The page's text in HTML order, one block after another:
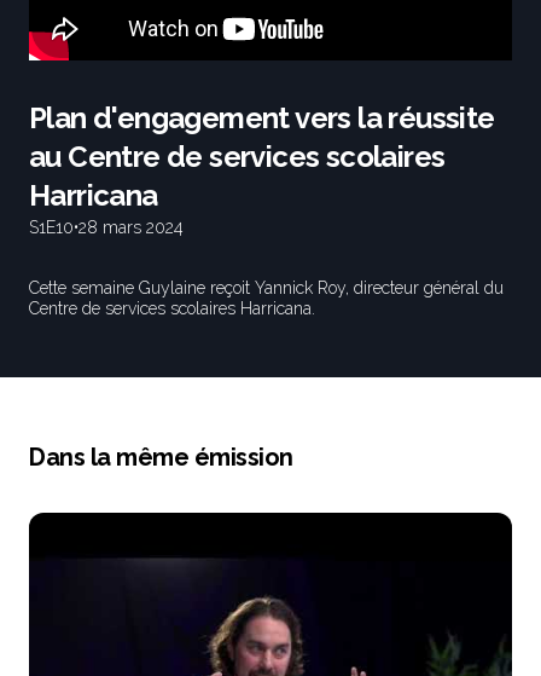
Plan d'engagement vers la réussite
au Centre de services scolaires
Harricana
S1 E10•28 mars 2024
Cette semaine Guylaine reçoit Yannick Roy, directeur général du
Centre de services scolaires Harricana.
Dans la même émission